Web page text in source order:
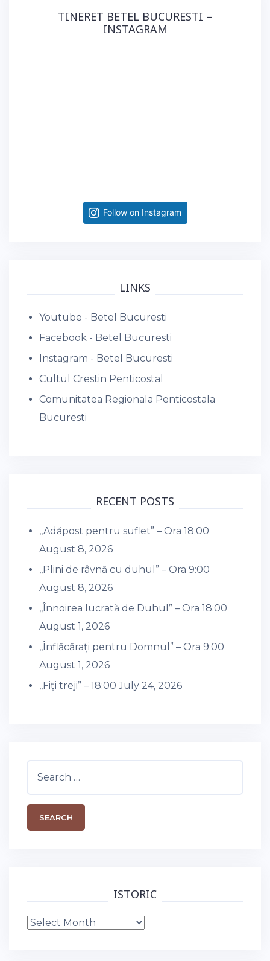
TINERET BETEL BUCURESTI –
INSTAGRAM
Follow on Instagram
LINKS
Youtube - Betel Bucuresti
Facebook - Betel Bucuresti
Instagram - Betel Bucuresti
Cultul Crestin Penticostal
Comunitatea Regionala Penticostala
Bucuresti
RECENT POSTS
,,Adăpost pentru suflet” – Ora 18:00
August 8, 2026
,,Plini de râvnă cu duhul” – Ora 9:00
August 8, 2026
,,Înnoirea lucrată de Duhul” – Ora 18:00
August 1, 2026
,,Înflăcărați pentru Domnul” – Ora 9:00
August 1, 2026
,,Fiți treji” – 18:00 July 24, 2026
ISTORIC
Istoric